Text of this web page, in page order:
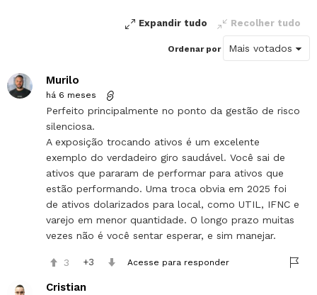
Expandir tudo Recolher tudo
Ordenar por
Murilo
há 6 meses
Perfeito principalmente no ponto da gestão de risco
silenciosa.
A exposição trocando ativos é um excelente
exemplo do verdadeiro giro saudável. Você sai de
ativos que pararam de performar para ativos que
estão performando. Uma troca obvia em 2025 foi
de ativos dolarizados para local, como UTIL, IFNC e
varejo em menor quantidade. O longo prazo muitas
vezes não é você sentar esperar, e sim manejar.
3 3 Acesse para responder
Cristian